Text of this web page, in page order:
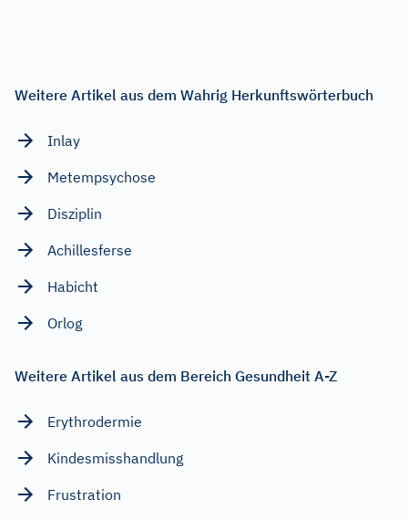
Weitere Artikel aus dem Wahrig Herkunftswörterbuch
Inlay
Metempsychose
Disziplin
Achillesferse
Habicht
Orlog
Weitere Artikel aus dem Bereich Gesundheit A-Z
Erythrodermie
Kindesmisshandlung
Frustration